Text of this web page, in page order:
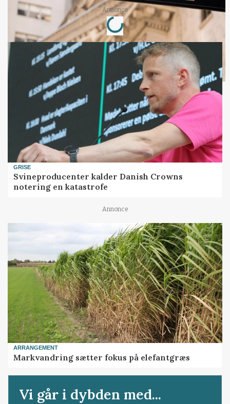
Annonce
Loading...
GRISE
Svineproducenter kalder Danish Crowns
notering en katastrofe
Annonce
ARRANGEMENT
Markvandring sætter fokus på elefantgræs
Vi går i dybden med...